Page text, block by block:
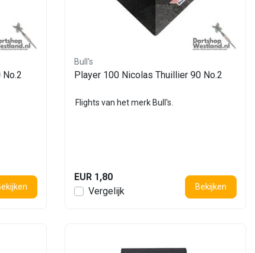
No.2
Bull's
Player 100 Nicolas Thuillier 90 No.2
Flights van het merk Bull's.
EUR 1,80
Vergelijk
Bekijken